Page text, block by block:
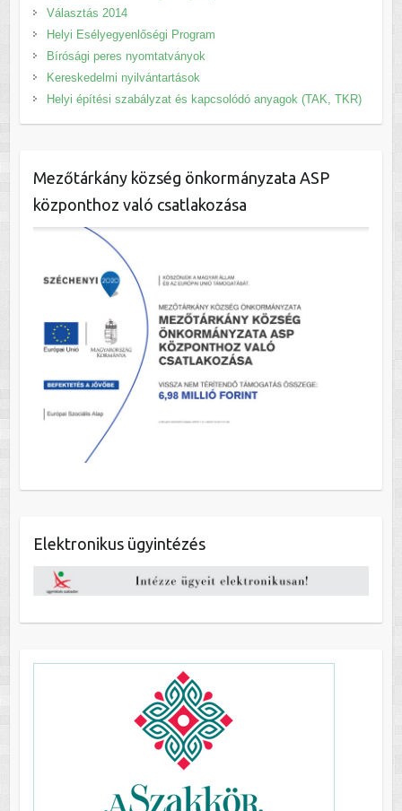
Választás 2014
Helyi Esélyegyenlőségi Program
Bírósági peres nyomtatványok
Kereskedelmi nyilvántartások
Helyi építési szabályzat és kapcsolódó anyagok (TAK, TKR)
Mezőtárkány község önkormányzata ASP
központhoz való csatlakozása
Elektronikus ügyintézés